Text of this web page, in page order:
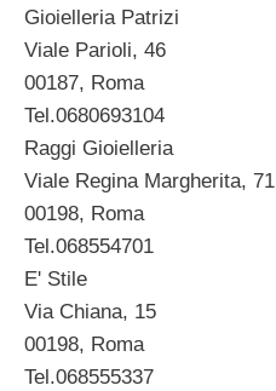
Gioielleria Patrizi
Viale Parioli, 46
00187, Roma
Tel.0680693104
Raggi Gioielleria
Viale Regina Margherita, 71
00198, Roma
Tel.068554701
E' Stile
Via Chiana, 15
00198, Roma
Tel.068555337